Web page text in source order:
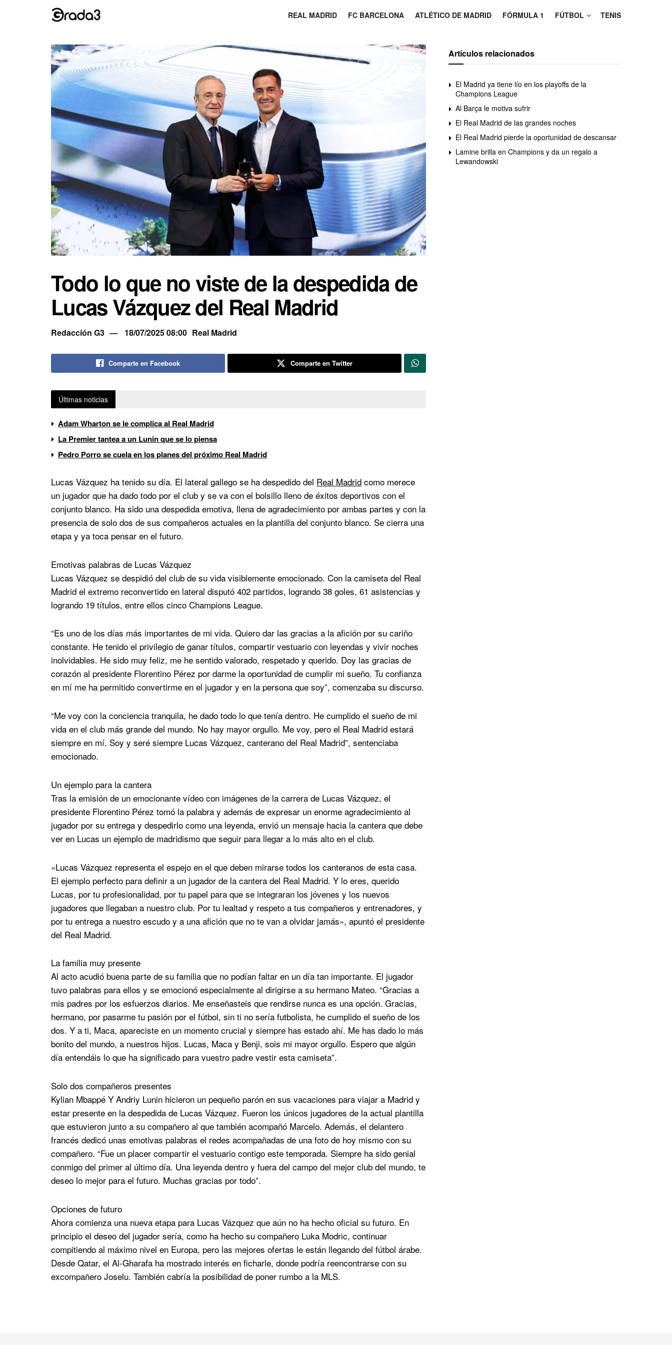
REAL MADRID FC BARCELONA ATLÉTICO DE MADRID FÓRMULA 1 FÚTBOL TENIS
Todo lo que no viste de la despedida de
Lucas Vázquez del Real Madrid
Redacción G3 18/07/2025 08:00 Real Madrid
Comparte en Facebook Comparte en Twitter
Últimas noticias
Adam Wharton se le complica al Real Madrid
La Premier tantea a un Lunin que se lo piensa
Pedro Porro se cuela en los planes del próximo Real Madrid
Lucas Vázquez ha tenido su día. El lateral gallego se ha despedido del Real Madrid como merece
un jugador que ha dado todo por el club y se va con el bolsillo lleno de éxitos deportivos con el
conjunto blanco. Ha sido una despedida emotiva, llena de agradecimiento por ambas partes y con la
presencia de solo dos de sus compañeros actuales en la plantilla del conjunto blanco. Se cierra una
etapa y ya toca pensar en el futuro.
Emotivas palabras de Lucas Vázquez
Lucas Vázquez se despidió del club de su vida visiblemente emocionado. Con la camiseta del Real
Madrid el extremo reconvertido en lateral disputó 402 partidos, logrando 38 goles, 61 asistencias y
logrando 19 títulos, entre ellos cinco Champions League.
“Es uno de los días más importantes de mi vida. Quiero dar las gracias a la afición por su cariño
constante. He tenido el privilegio de ganar títulos, compartir vestuario con leyendas y vivir noches
inolvidables. He sido muy feliz, me he sentido valorado, respetado y querido. Doy las gracias de
corazón al presidente Florentino Pérez por darme la oportunidad de cumplir mi sueño. Tu confianza
en mí me ha permitido convertirme en el jugador y en la persona que soy”, comenzaba su discurso.
“Me voy con la conciencia tranquila, he dado todo lo que tenía dentro. He cumplido el sueño de mi
vida en el club más grande del mundo. No hay mayor orgullo. Me voy, pero el Real Madrid estará
siempre en mí. Soy y seré siempre Lucas Vázquez, canterano del Real Madrid”, sentenciaba
emocionado.
Un ejemplo para la cantera
Tras la emisión de un emocionante vídeo con imágenes de la carrera de Lucas Vázquez, el
presidente Florentino Pérez tomó la palabra y además de expresar un enorme agradecimiento al
jugador por su entrega y despedirlo como una leyenda, envió un mensaje hacia la cantera que debe
ver en Lucas un ejemplo de madridismo que seguir para llegar a lo más alto en el club.
«Lucas Vázquez representa el espejo en el que deben mirarse todos los canteranos de esta casa.
El ejemplo perfecto para definir a un jugador de la cantera del Real Madrid. Y lo eres, querido
Lucas, por tu profesionalidad, por tu papel para que se integraran los jóvenes y los nuevos
jugadores que llegaban a nuestro club. Por tu lealtad y respeto a tus compañeros y entrenadores, y
por tu entrega a nuestro escudo y a una afición que no te van a olvidar jamás», apuntó el presidente
del Real Madrid.
La familia muy presente
Al acto acudió buena parte de su familia que no podían faltar en un día tan importante. El jugador
tuvo palabras para ellos y se emocionó especialmente al dirigirse a su hermano Mateo. “Gracias a
mis padres por los esfuerzos diarios. Me enseñasteis que rendirse nunca es una opción. Gracias,
hermano, por pasarme tu pasión por el fútbol, sin ti no sería futbolista, he cumplido el sueño de los
dos. Y a ti, Maca, apareciste en un momento crucial y siempre has estado ahí. Me has dado lo más
bonito del mundo, a nuestros hijos. Lucas, Maca y Benji, sois mi mayor orgullo. Espero que algún
día entendáis lo que ha significado para vuestro padre vestir esta camiseta”.
Solo dos compañeros presentes
Kylian Mbappé Y Andriy Lunin hicieron un pequeño parón en sus vacaciones para viajar a Madrid y
estar presente en la despedida de Lucas Vázquez. Fueron los únicos jugadores de la actual plantilla
que estuvieron junto a su compañero al que también acompañó Marcelo. Además, el delantero
francés dedicó unas emotivas palabras el redes acompañadas de una foto de hoy mismo con su
compañero. “Fue un placer compartir el vestuario contigo este temporada. Siempre ha sido genial
conmigo del primer al último día. Una leyenda dentro y fuera del campo del mejor club del mundo, te
deseo lo mejor para el futuro. Muchas gracias por todo”.
Opciones de futuro
Ahora comienza una nueva etapa para Lucas Vázquez que aún no ha hecho oficial su futuro. En
principio el deseo del jugador sería, como ha hecho su compañero Luka Modric, continuar
compitiendo al máximo nivel en Europa, pero las mejores ofertas le están llegando del fútbol árabe.
Desde Qatar, el Al-Gharafa ha mostrado interés en ficharle, donde podría reencontrarse con su
excompañero Joselu. También cabría la posibilidad de poner rumbo a la MLS.
Artículos relacionados
El Madrid ya tiene lío en los playoffs de la
Champions League
Al Barça le motiva sufrir
El Real Madrid de las grandes noches
El Real Madrid pierde la oportunidad de descansar
Lamine brilla en Champions y da un regalo a
Lewandowski